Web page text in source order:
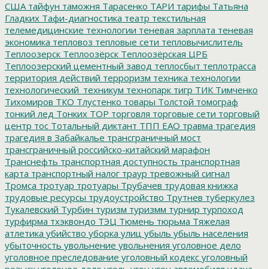
США тайфун таможня Тарасенко ТАРИ тарифы Татьяна
Гладких Тафи-диагностика театр текстильная
телемедицинские технологии теневая зарплата теневая
экономика тепловоз тепловые сети тепловычислитель
Теплоозерск Теплоозёрск Теплоозёрская ЦРБ
Теплоозерский цементный завод теплосбыт теплотрасса
территория действий терроризм техника технологии
технологический_техникум технопарк тигр ТИК Тимченко
Тихомиров ТКО Тлустенко товары Толстой томограф
тонкий лед Тонких ТОР торговля торговые сети торговый
центр тос Тотальный диктант ТПП ЕАО травма трагедия
трагедия в Забайкалье трансграничный мост
трансграничный российско-китайский марафон
Транснефть транспортная доступность транспортная
карта транспортный налог траур тревожный сигнал
Тромса тротуар тротуары Трубачев трудовая книжка
трудовые ресурсы трудоустройство Трутнев туберкулез
Тукалевский Турбин туризм туризмм турнир турпоход
турфирма тхэквондо ТЭЦ Тюмень тюрьма Тяжелая
атлетика убийство уборка улиц убыль убыль населения
убыточность увольнение увольнения уголовное дело
уголовное преследование уголовный кодекс уголовный